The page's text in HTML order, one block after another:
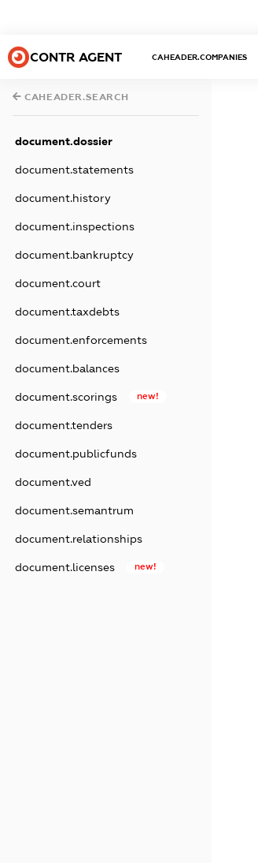
CONTR AGENT CAHEADER.COMPANIES
CAHEADER.SEARCH
document.dossier
document.statements
document.history
document.inspections
document.bankruptcy
document.court
document.taxdebts
document.enforcements
document.balances
document.scorings new!
document.tenders
document.publicfunds
document.ved
document.semantrum
document.relationships
document.licenses new!